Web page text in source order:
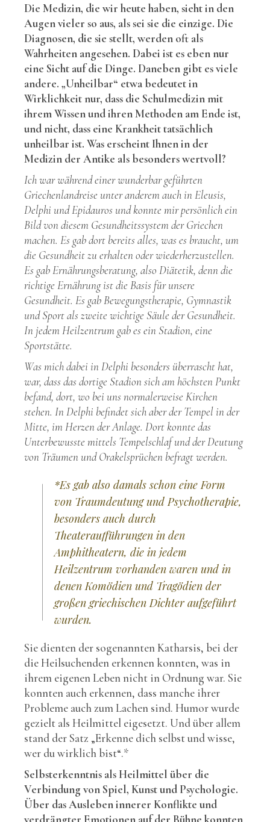
Die Medizin, die wir heute haben, sieht in den
Augen vieler so aus, als sei sie die einzige. Die
Diagnosen, die sie stellt, werden oft als
Wahrheiten angesehen. Dabei ist es eben nur
eine Sicht auf die Dinge. Daneben gibt es viele
andere. „Unheilbar“ etwa bedeutet in
Wirklichkeit nur, dass die Schulmedizin mit
ihrem Wissen und ihren Methoden am Ende ist,
und nicht, dass eine Krankheit tatsächlich
unheilbar ist. Was erscheint Ihnen in der
Medizin der Antike als besonders wertvoll?
Ich war während einer wunderbar geführten
Griechenlandreise unter anderem auch in Eleusis,
Delphi und Epidauros und konnte mir persönlich ein
Bild von diesem Gesundheitssystem der Griechen
machen. Es gab dort bereits alles, was es braucht, um
die Gesundheit zu erhalten oder wiederherzustellen.
Es gab Ernährungsberatung, also Diätetik, denn die
richtige Ernährung ist die Basis für unsere
Gesundheit. Es gab Bewegungstherapie, Gymnastik
und Sport als zweite wichtige Säule der Gesundheit.
In jedem Heilzentrum gab es ein Stadion, eine
Sportstätte.
Was mich dabei in Delphi besonders überrascht hat,
war, dass das dortige Stadion sich am höchsten Punkt
befand, dort, wo bei uns normalerweise Kirchen
stehen. In Delphi befindet sich aber der Tempel in der
Mitte, im Herzen der Anlage. Dort konnte das
Unterbewusste mittels Tempelschlaf und der Deutung
von Träumen und Orakelsprüchen befragt werden.
*Es gab also damals schon eine Form
von Traumdeutung und Psychotherapie,
besonders auch durch
Theateraufführungen in den
Amphitheatern, die in jedem
Heilzentrum vorhanden waren und in
denen Komödien und Tragödien der
großen griechischen Dichter aufgeführt
wurden.
Sie dienten der sogenannten Katharsis, bei der
die Heilsuchenden erkennen konnten, was in
ihrem eigenen Leben nicht in Ordnung war. Sie
konnten auch erkennen, dass manche ihrer
Probleme auch zum Lachen sind. Humor wurde
gezielt als Heilmittel eigesetzt. Und über allem
stand der Satz „Erkenne dich selbst und wisse,
wer du wirklich bist“.*
Selbsterkenntnis als Heilmittel über die
Verbindung von Spiel, Kunst und Psychologie.
Über das Ausleben innerer Konflikte und
verdrängter Emotionen auf der Bühne konnten